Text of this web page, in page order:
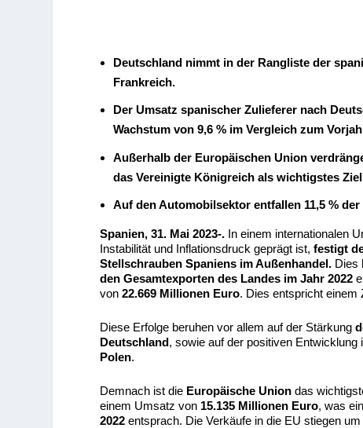
Deutschland nimmt in der Rangliste der
Frankreich.
Der Umsatz spanischer Zulieferer nach
Wachstum von 9,6 % im Vergleich zum
Außerhalb der Europäischen Union
das Vereinigte Königreich als wichtigstes
Auf den Automobilsektor entfallen 11,5 %
Spanien, 31. Mai 2023-. In einem internationalen
Instabilität und Inflationsdruck geprägt ist,festigt
Stellschrauben Spaniens im Außenhandel. Dies
den Gesamtexporten des Landes im Jahr 2022
von22.669 Millionen Euro. Dies entspricht einem
Diese Erfolge beruhen vor allem auf der Stärkung
Deutschland, sowie auf der positiven Entwicklung
Polen.
Demnach ist die Europäische Union das
einem Umsatz von 15.135 Millionen Euro, was
2022 entsprach. Die Verkäufe in die EU stiegen um